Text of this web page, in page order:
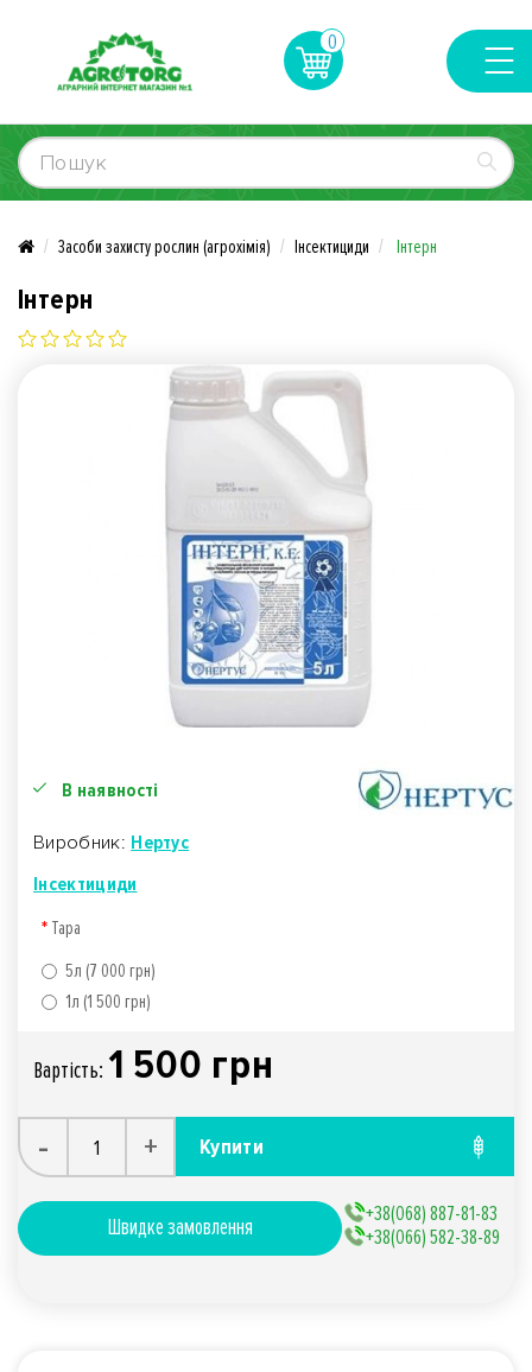
0
Засоби захисту рослин (агрохімія) Інсектициди Інтерн
Інтерн
В наявності
Виробник: Нертус
Інсектициди
Тара
5л (7 000 грн)
1л (1 500 грн)
Вартiсть: 1 500 грн
- + Купити
Швидке замовлення
+38(068) 887-81-83
+38(066) 582-38-89